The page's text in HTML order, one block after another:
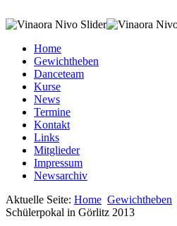
Home
Gewichtheben
Danceteam
Kurse
News
Termine
Kontakt
Links
Mitglieder
Impressum
Newsarchiv
Aktuelle Seite: Home Gewichtheben
Schülerpokal in Görlitz 2013